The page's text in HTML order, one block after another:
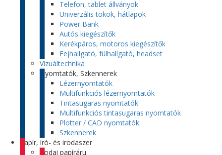
Telefon, tablet állványok
Univerzális tokok, hátlapok
Power Bank
Autós kiegészítők
Kerékpáros, motoros kiegészítők
Fejhallgató, fülhallgató, headset
Vizuáltechnika
Nyomtatók, Szkennerek
Lézernyomtatók
Multifunkciós lézernyomtatók
Tintasugaras nyomtatók
Multifunkciós tintasugaras nyomtatók
Plotter / CAD nyomtatók
Szkennerek
Papír, író- és irodaszer
Irodai papíráru